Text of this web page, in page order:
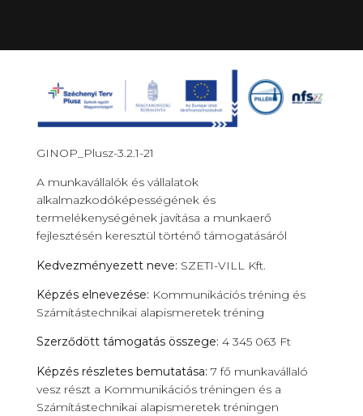
GINOP_Plusz-3.2.1-21
A munkavállalók és vállalatok
alkalmazkodóképességének és
termelékenységének javítása a munkaerő
fejlesztésén keresztül történő támogatásáról
Kedvezményezett neve: SZETI-VILL Kft.
Képzés elnevezése: Kommunikációs tréning és
Számítástechnikai alapismeretek tréning
Szerződött támogatás összege: 4 345 063 Ft
Képzés részletes bemutatása: 7 fő munkavállaló
vesz részt a Kommunikációs tréningen és a
Számítástechnikai alapismeretek tréningen